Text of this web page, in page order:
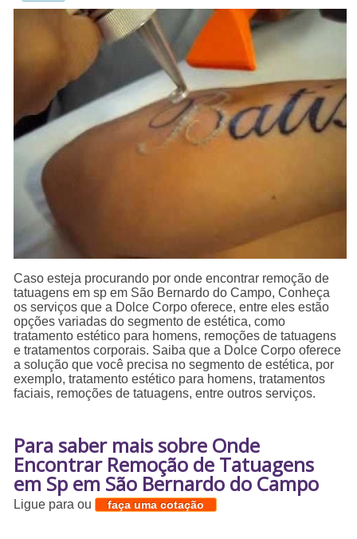
Caso esteja procurando por onde encontrar remoção de
tatuagens em sp em São Bernardo do Campo, Conheça
os serviços que a Dolce Corpo oferece, entre eles estão
opções variadas do segmento de estética, como
tratamento estético para homens, remoções de tatuagens
e tratamentos corporais. Saiba que a Dolce Corpo oferece
a solução que você precisa no segmento de estética, por
exemplo, tratamento estético para homens, tratamentos
faciais, remoções de tatuagens, entre outros serviços.
Para saber mais sobre Onde
Encontrar Remoção de Tatuagens
em Sp em São Bernardo do Campo
Ligue paraou faça uma cotação